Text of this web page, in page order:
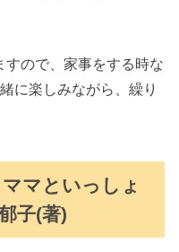
ので、家事をする時な
に楽しみながら、繰り
マといっしょ
子(著)